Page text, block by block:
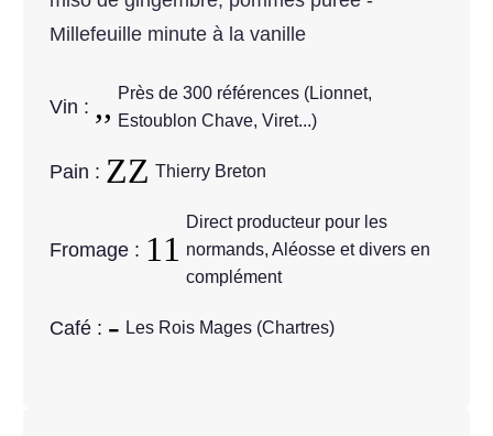
Millefeuille minute à la vanille
Vin :
Près de 300 références (Lionnet,
Estoublon Chave, Viret...)
Pain : Thierry Breton
Fromage :
Direct producteur pour les
normands, Aléosse et divers en
complément
Café : Les Rois Mages (Chartres)